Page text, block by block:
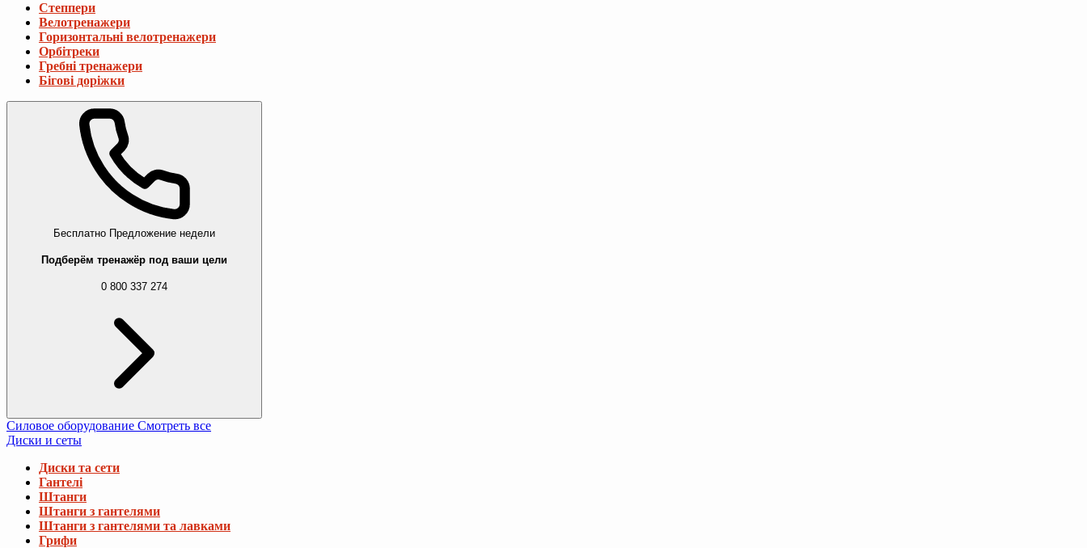
Степпери
Велотренажери
Горизонтальні велотренажери
Орбітреки
Гребні тренажери
Бігові доріжки
Бесплатно Предложение недели
Подберём тренажёр под ваши цели
0 800 337 274
Силовое оборудование Смотреть все
Диски и сеты
Диски та сети
Гантелі
Штанги
Штанги з гантелями
Штанги з гантелями та лавками
Грифи